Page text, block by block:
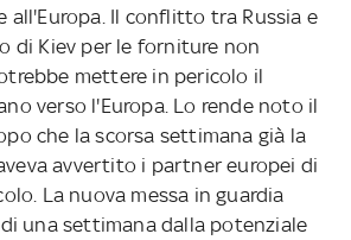
all'Europa. Il conflitto tra Russia e
di Kiev per le forniture non
mettere in pericolo il
verso l'Europa. Lo rende noto il
che la scorsa settimana già la
avvertito i partner europei di
La nuova messa in guardia
una settimana dalla potenziale